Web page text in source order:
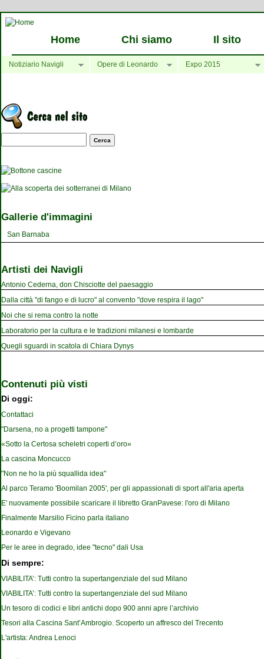
Home Chi siamo Il sito
Notiziario Navigli Opere di Leonardo Expo 2015
Maschera di ricerca
Gallerie d'immagini
San Barnaba
Artisti dei Navigli
Antonio Cederna, don Chisciotte del paesaggio
Dalla città "di fango e di lucro" al convento "dove respira il lago"
Noi che si rema contro la notte
Laboratorio per la cultura e le tradizioni milanesi e lombarde
Quegli sguardi in scatola di Chiara Dynys
Contenuti più visti
Di oggi:
Contattaci
"Darsena, no a progetti tampone"
«Sotto la Certosa scheletri coperti d’oro»
La cascina Moncucco
"Non ne ho la più squallida idea"
Al parco Teramo 'Boomilan 2005', per gli appassionati di sport all'aria aperta
E' nuovamente possibile scaricare il libretto GranPavese: l'oro di Milano
Finalmente Marsilio Ficino parla italiano
Leonardo e Vigevano
Per le aree in degrado, idee "tecno" dali Usa
Di sempre:
VIABILITA’: Tutti contro la supertangenziale del sud Milano
VIABILITA’: Tutti contro la supertangenziale del sud Milano
Un tesoro di codici e libri antichi dopo 900 anni apre l’archivio
Tesori alla Cascina Sant’Ambrogio. Scoperto un affresco del Trecento
L'artista: Andrea Lenoci